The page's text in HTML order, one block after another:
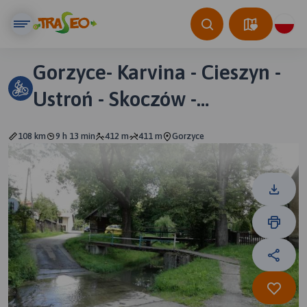
Gorzyce- Karvina - Cieszyn -
Ustroń - Skoczów -
108 km 9 h 13 min 412 m 411 m Gorzyce